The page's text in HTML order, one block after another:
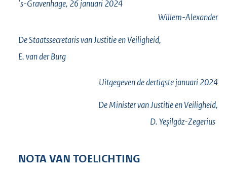
’s-Gravenhage, 26 januari 2024
Willem-Alexander
De Staatssecretaris van Justitie en Veiligheid,
E. van derBurg
Uitgegeven dedertigstejanuari 2024
De Minister van Justitie en Veiligheid,
D.Yeşilgöz-Zegerius
NOTA VAN TOELICHTING